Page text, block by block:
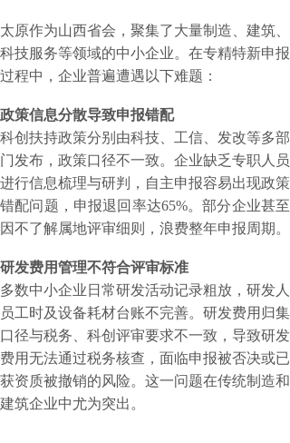
太原作为山西省会，聚集了大量制造、建筑、
科技服务等领域的中小企业。在专精特新申报
过程中，企业普遍遭遇以下难题：
政策信息分散导致申报错配
科创扶持政策分别由科技、工信、发改等多部
门发布，政策口径不一致。企业缺乏专职人员
进行信息梳理与研判，自主申报容易出现政策
错配问题，申报退回率达65%。部分企业甚至
因不了解属地评审细则，浪费整年申报周期。
研发费用管理不符合评审标准
多数中小企业日常研发活动记录粗放，研发人
员工时及设备耗材台账不完善。研发费用归集
口径与税务、科创评审要求不一致，导致研发
费用无法通过税务核查，面临申报被否决或已
获资质被撤销的风险。这一问题在传统制造和
建筑企业中尤为突出。